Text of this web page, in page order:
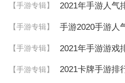
【手游专辑】 2021年手游人气
【手游专辑】 手游2020手游人
【手游专辑】 2021年手游游戏
【手游专辑】 2021卡牌手游排